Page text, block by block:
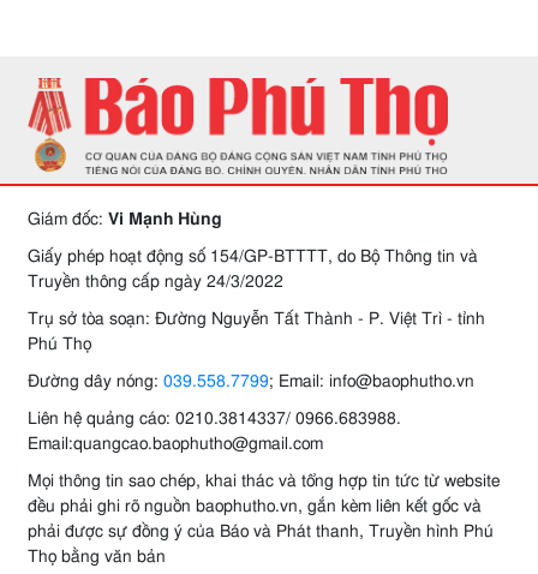
Giám đốc: Vi Mạnh Hùng
Giấy phép hoạt động số 154/GP-BTTTT, do Bộ Thông tin và
Truyền thông cấp ngày 24/3/2022
Trụ sở tòa soạn: Đường Nguyễn Tất Thành - P. Việt Trì - tỉnh
Phú Thọ
Đường dây nóng: 039.558.7799; Email: info@baophutho.vn
Liên hệ quảng cáo: 0210.3814337/ 0966.683988.
Email:quangcao.baophutho@gmail.com
Mọi thông tin sao chép, khai thác và tổng hợp tin tức từ website
đều phải ghi rõ nguồn baophutho.vn, gắn kèm liên kết gốc và
phải được sự đồng ý của Báo và Phát thanh, Truyền hình Phú
Thọ bằng văn bản